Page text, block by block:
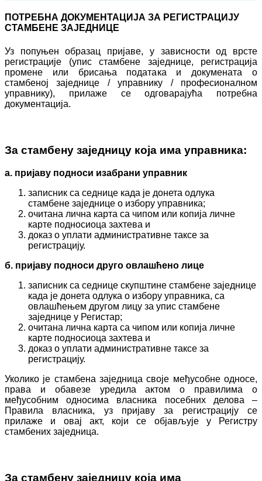
ПОТРЕБНА ДОКУМEНТАЦИЈА ЗА РЕГИСТРАЦИЈУ
СТАМБЕНЕ ЗАЈЕДНИЦЕ
Уз попуњен образац пријаве, у зависности од врсте
регистрације (упис стамбене заједнице, регистрација
промене или брисања података и докумената о
стамбеној заједнице / управнику / професионалном
управнику), прилаже се одговарајућа потребна
документација.
За стамбену заједницу која има управника:
а. пријаву подноси изабрани управник
записник са седнице када је донета одлука
стамбене заједнице о избору управника;
очитана лична карта са чипом или копија личне
карте подносиоца захтева и
доказ о уплати административне таксе за
регистрацију.
б. пријаву подноси друго овлашћено лице
записник са седнице скупштине стамбене заједнице
када је донета одлука о избору управника, са
овлашћењем другом лицу за упис стамбене
заједнице у Регистар;
очитана лична карта са чипом или копија личне
карте подносиоца захтева и
доказ о уплати административне таксе за
регистрацију.
Уколико је стамбена заједница своје међусобне односе,
права и обавезе уредила актом о правилима о
међусобним односима власника посебних делова –
Правила власника, уз пријаву за регистрацију се
прилаже и овај акт, који се објављује у Регистру
стамбених заједница.
За стамбену заједницу која има